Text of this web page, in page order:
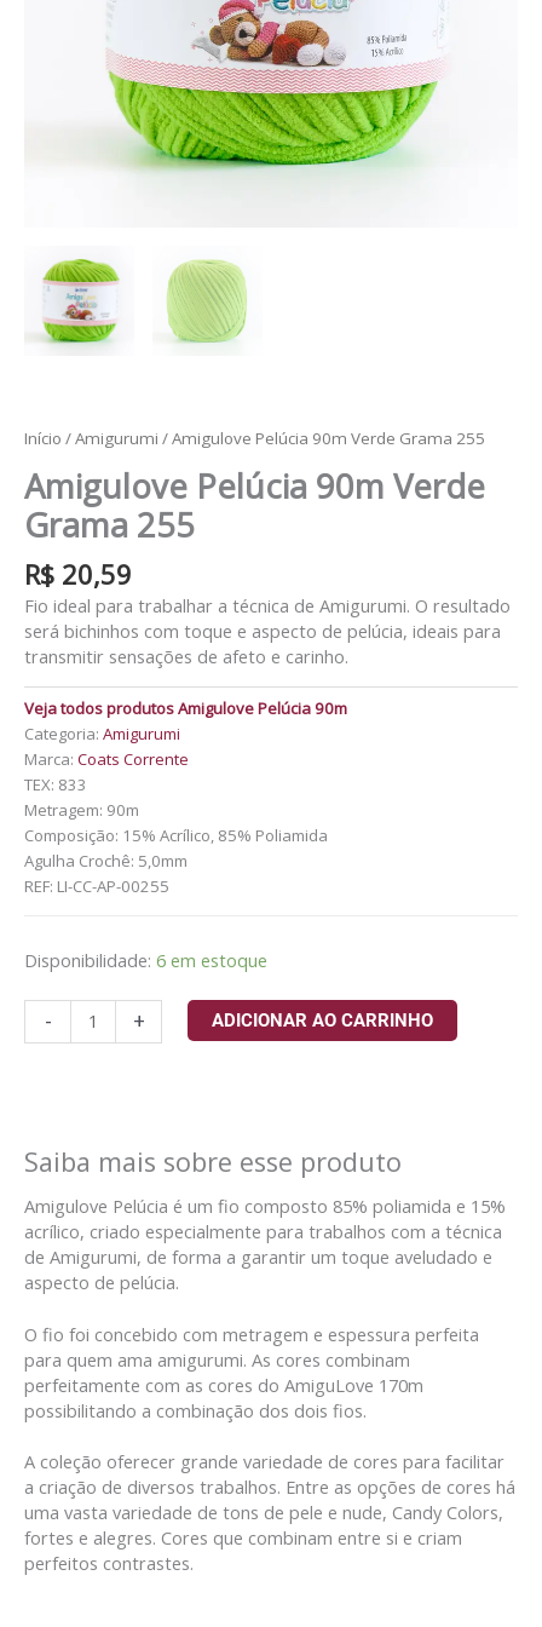
Início /Amigurumi / Amigulove Pelúcia 90m Verde Grama 255
Amigulove Pelúcia 90m Verde
Grama 255
R$ 20,59
Fio ideal para trabalhar a técnica de Amigurumi. O resultado
será bichinhos com toque e aspecto de pelúcia, ideais para
transmitir sensações de afeto e carinho.
Veja todos produtos Amigulove Pelúcia 90m
Categoria: Amigurumi
Marca: Coats Corrente
TEX: 833
Metragem: 90m
Composição: 15% Acrílico, 85% Poliamida
Agulha Crochê: 5,0mm
REF: LI-CC-AP-00255
Disponibilidade: 6 em estoque
- + ADICIONAR AO CARRINHO
Saiba mais sobre esse produto
Amigulove Pelúcia é um fio composto 85% poliamida e 15%
acrílico, criado especialmente para trabalhos com a técnica
de Amigurumi, de forma a garantir um toque aveludado e
aspecto de pelúcia.
O fio foi concebido com metragem e espessura perfeita
para quem ama amigurumi. As cores combinam
perfeitamente com as cores do AmiguLove 170m
possibilitando a combinação dos dois fios.
A coleção oferecer grande variedade de cores para facilitar
a criação de diversos trabalhos. Entre as opções de cores há
uma vasta variedade de tons de pele e nude, Candy Colors,
fortes e alegres. Cores que combinam entre si e criam
perfeitos contrastes.